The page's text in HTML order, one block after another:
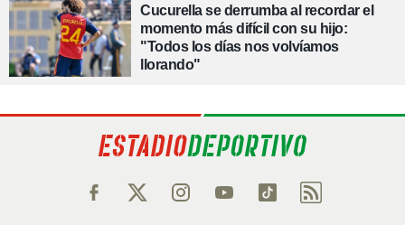
Cucurella se derrumba al recordar el
momento más difícil con su hijo:
"Todos los días nos volvíamos
llorando"